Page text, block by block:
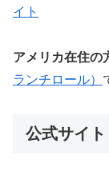
イト
アメリカ在住の
ランチロール）
公式サイト